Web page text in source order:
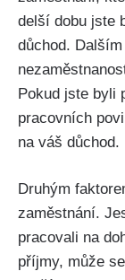
delší dobu jste
důchod.
Pokud jste byli
pracovních
na váš důchod.
Druhým
zaměstnání.
pracovali na
příjmy, může